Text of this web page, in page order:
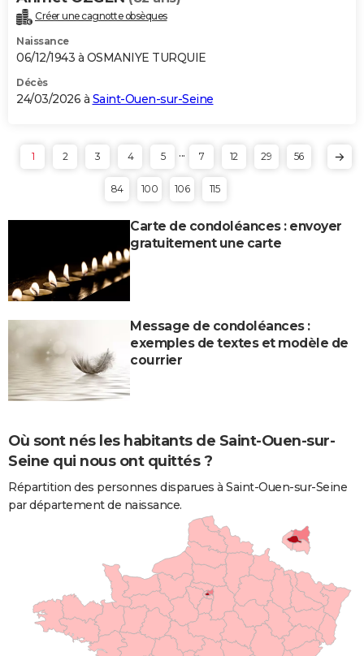
Créer une cagnotte obsèques
Naissance
06/12/1943 à OSMANIYE TURQUIE
Décès
24/03/2026 à Saint-Ouen-sur-Seine
1 2 3 4 5 ... 7 12 29 56
84 100 106 115
Carte de condoléances : envoyer
gratuitement une carte
Message de condoléances :
exemples de textes et modèle de
courrier
Où sont nés les habitants de Saint-Ouen-sur-
Seine qui nous ont quittés ?
Répartition des personnes disparues à Saint-Ouen-sur-Seine
par département de naissance.